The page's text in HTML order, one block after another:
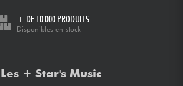
+ DE 10 000 PRODUITS
Disponibles en stock
Les + Star's Music